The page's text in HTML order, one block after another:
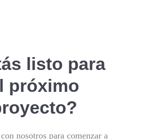
listo para
próximo
nosotros para comenzar a